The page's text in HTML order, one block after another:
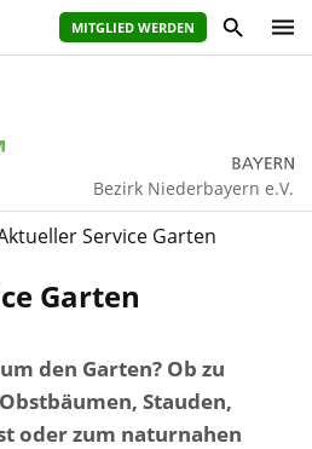
MITGLIED WERDEN
Bezirk Niederbayern e.V.
Service Garten
Garten
den Garten? Ob zu
Stauden,
oder zum naturnahen